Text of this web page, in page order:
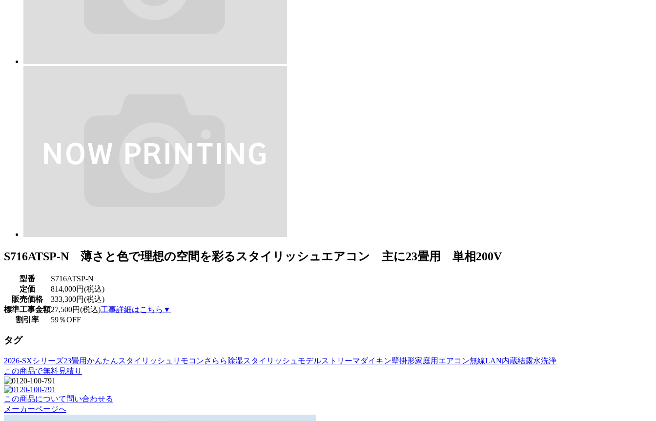
S716ATSP-N 薄さと色で理想の空間を彩るスタイリッシュエアコン 主に23畳用 単相200V
型番
S716ATSP-N
定価
814,000円(税込)
販売価格
333,300円(税込)
標準工事金額27,500円(税込)工事詳細はこちら▼
割引率
59％OFF
タグ
2026-SXシリーズ23畳用かんたんスタイリッシュリモコンさらら除湿スタイリッシュモデルストリーマダイキン壁掛形家庭用エアコン無線LAN内蔵結露水洗浄
この商品で無料見積り
この商品について問い合わせる
メーカーページへ